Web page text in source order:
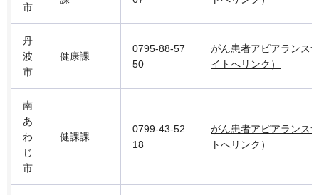
市
丹
波
市
健康課
0795-88-57
50
がん患者アピアランス
イトへリンク）
南
あ
わ
じ
市
健課課
0799-43-52
18
がん患者アピアランス
トへリンク）